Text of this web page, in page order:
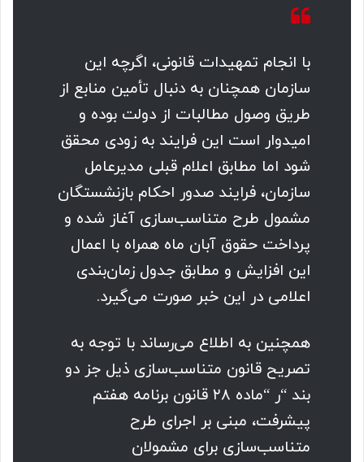
با انجام تمهیدات قانونی، اگرچه این
سازمان همچنان به دنبال تأمین منابع از
طریق وصول مطالبات از دولت بوده و
امیدوار است این فرایند به زودی محقق
شود اما مطابق اعلام قبلی مدیرعامل
سازمان، فرایند صدور احکام بازنشستگان
مشمول طرح متناسب‌سازی آغاز شده و
پرداخت حقوق آبان ماه همراه با اعمال
این افزایش و مطابق جدول زمان‌بندی
اعلامی در این خبر صورت می‌گیرد.
همچنین به اطلاع می‌رساند با توجه به
تصریح قانون متناسب‌سازی ذیل جز دو
بند “ر “ماده ۲۸ قانون برنامه هفتم
پیشرفت، مبنی بر اجرای طرح
متناسب‌سازی برای مشمولان